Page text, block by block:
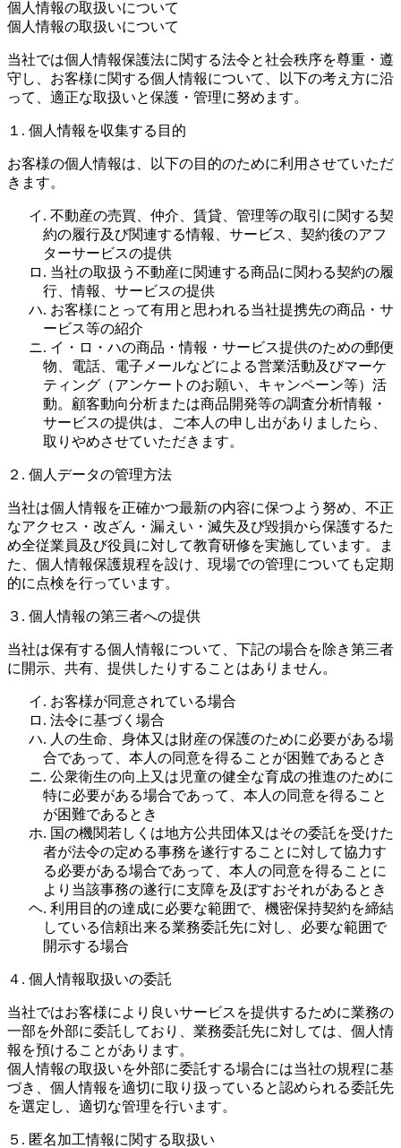
個人情報の取扱いについて
個人情報の取扱いについて
当社では個人情報保護法に関する法令と社会秩序を尊重・遵
守し、お客様に関する個人情報について、以下の考え方に沿
って、適正な取扱いと保護・管理に努めます。
１. 個人情報を収集する目的
お客様の個人情報は、以下の目的のために利用させていただ
きます。
イ. 不動産の売買、仲介、賃貸、管理等の取引に関する契
約の履行及び関連する情報、サービス、契約後のアフ
ターサービスの提供
ロ. 当社の取扱う不動産に関連する商品に関わる契約の履
行、情報、サービスの提供
ハ. お客様にとって有用と思われる当社提携先の商品・サ
ービス等の紹介
ニ. イ・ロ・ハの商品・情報・サービス提供のための郵便
物、電話、電子メールなどによる営業活動及びマーケ
ティング（アンケートのお願い、キャンペーン等）活
動。顧客動向分析または商品開発等の調査分析情報・
サービスの提供は、ご本人の申し出がありましたら、
取りやめさせていただきます。
２. 個人データの管理方法
当社は個人情報を正確かつ最新の内容に保つよう努め、不正
なアクセス・改ざん・漏えい・滅失及び毀損から保護するた
め全従業員及び役員に対して教育研修を実施しています。ま
た、個人情報保護規程を設け、現場での管理についても定期
的に点検を行っています。
３. 個人情報の第三者への提供
当社は保有する個人情報について、下記の場合を除き第三者
に開示、共有、提供したりすることはありません。
イ. お客様が同意されている場合
ロ. 法令に基づく場合
ハ. 人の生命、身体又は財産の保護のために必要がある場
合であって、本人の同意を得ることが困難であるとき
ニ. 公衆衛生の向上又は児童の健全な育成の推進のために
特に必要がある場合であって、本人の同意を得ること
が困難であるとき
ホ. 国の機関若しくは地方公共団体又はその委託を受けた
者が法令の定める事務を遂行することに対して協力す
る必要がある場合であって、本人の同意を得ることに
より当該事務の遂行に支障を及ぼすおそれがあるとき
ヘ. 利用目的の達成に必要な範囲で、機密保持契約を締結
している信頼出来る業務委託先に対し、必要な範囲で
開示する場合
４. 個人情報取扱いの委託
当社ではお客様により良いサービスを提供するために業務の
一部を外部に委託しており、業務委託先に対しては、個人情
報を預けることがあります。
個人情報の取扱いを外部に委託する場合には当社の規程に基
づき、個人情報を適切に取り扱っていると認められる委託先
を選定し、適切な管理を行います。
５. 匿名加工情報に関する取扱い